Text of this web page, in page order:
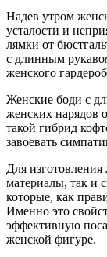
Надев утром
усталости и
лямки от
с длинным
женского
Женские боди с
женских нарядов
такой гибрид
завоевать
Для
материалы, так и
которые, как
Именно это
эффективную
женской фигуре.